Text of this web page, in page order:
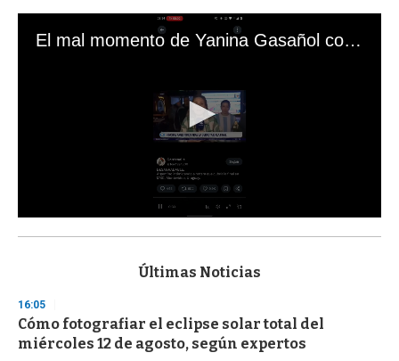
El mal momento de Yanina Gasañol con un hincha argentino en "Subrayado"
s
d
s
o
f
Últimas Noticias
16:05
Cómo fotografiar el eclipse solar total del
miércoles 12 de agosto, según expertos